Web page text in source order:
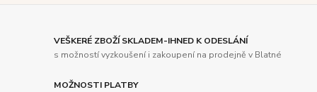
VEŠKERÉ ZBOŽÍ SKLADEM-IHNED K ODESLÁNÍ
s možností vyzkoušení i zakoupení na prodejně v Blatné
MOŽNOSTI PLATBY